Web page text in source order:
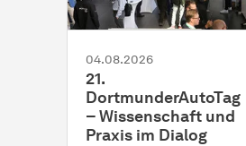
04.08.2026
21.
DortmunderAutoTag
– Wissenschaft und
Praxis im Dialog